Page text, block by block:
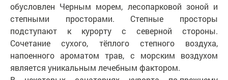
обусловлен Черным морем, лесопарковой зоной и
степными просторами. Степные просторы
подступают к курорту с северной стороны.
Сочетание сухого, тёплого степного воздуха,
напоенного ароматом трав, с морским воздухом
является уникальным лечебным фактором.